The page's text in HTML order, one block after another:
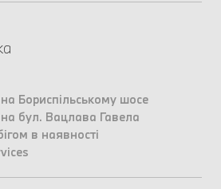
Бориспільському шосе
бул. Вацлава Гавела
в наявності